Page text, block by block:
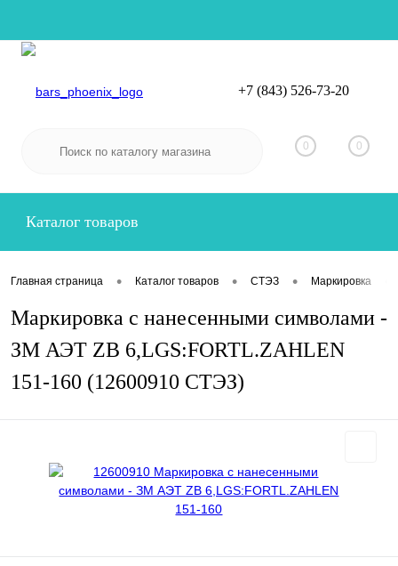
Вход
+7 (843) 526-73-20
0 0
Каталог товаров
Главная страница • Каталог товаров • СТЭЗ • Маркировка
Маркировка с нанесенными символами -
ЗМ АЭТ ZB 6,LGS:FORTL.ZAHLEN
151-160 (12600910 СТЭЗ)